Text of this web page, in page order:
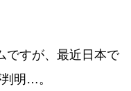
ですが、最近日本で
明 … 。